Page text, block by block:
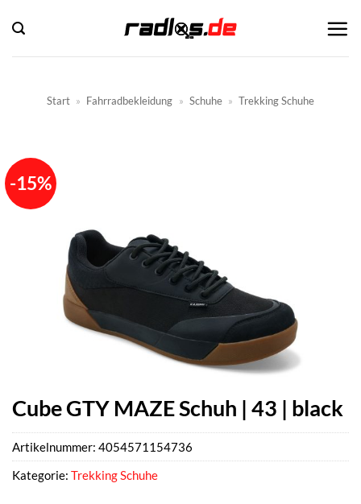
Inhalt
springen
Start » Fahrradbekleidung » Schuhe » Trekking Schuhe
-15%
Cube GTY MAZE Schuh | 43 | black
Artikelnummer: 4054571154736
Kategorie: Trekking Schuhe